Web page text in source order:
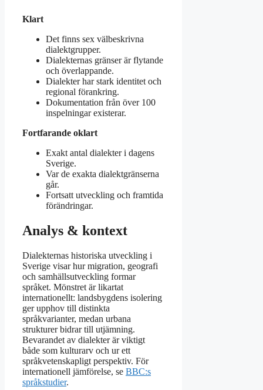
Klart
Det finns sex välbeskrivna
dialektgrupper.
Dialekternas gränser är flytande
och överlappande.
Dialekter har stark identitet och
regional förankring.
Dokumentation från över 100
inspelningar existerar.
Fortfarande oklart
Exakt antal dialekter i dagens
Sverige.
Var de exakta dialektgränserna
går.
Fortsatt utveckling och framtida
förändringar.
Analys & kontext
Dialekternas historiska utveckling i
Sverige visar hur migration, geografi
och samhällsutveckling formar
språket. Mönstret är likartat
internationellt: landsbygdens isolering
ger upphov till distinkta
språkvarianter, medan urbana
strukturer bidrar till utjämning.
Bevarandet av dialekter är viktigt
både som kulturarv och ur ett
språkvetenskapligt perspektiv. För
internationell jämförelse, se BBC:s
språkstudier.